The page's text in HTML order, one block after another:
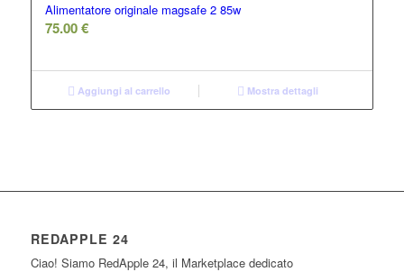
Alimentatore originale magsafe 2 85w
75.00€
Aggiungi al carrello Mostra dettagli
REDAPPLE 24
Ciao! Siamo RedApple 24, il Marketplace dedicato